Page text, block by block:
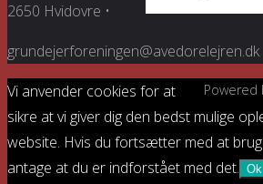
2650 Hvidovre •
grundejerforeningen@avedorelejren.dk
Powered
Vi anvender cookies for at
sikre at vi giver dig den bedst mulige
website. Hvis du fortsætter med at
antage at du er indforstået med det. Ok